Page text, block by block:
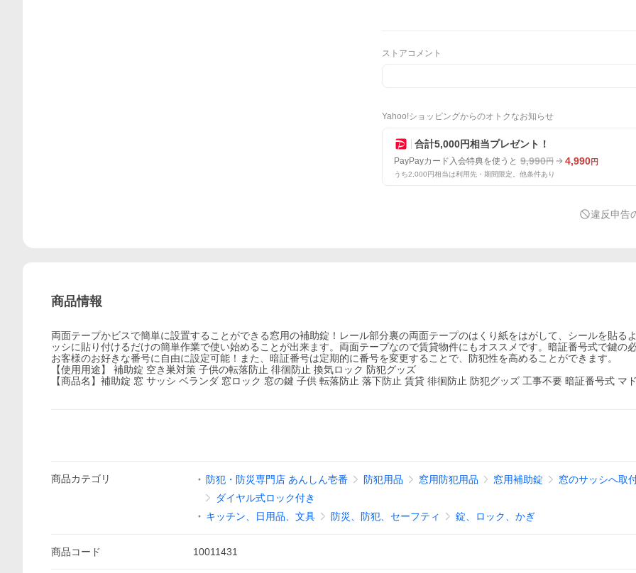
ストアコメント
Yahoo!ショッピングからのオトクなお知らせ
合計5,000円相当プレゼント！
PayPayカード入会特典を使うと 9,990円 4,990円
うち2,000円相当は利用先・期間限定。他条件あり
違反申告
商品情報
両面テープかビスで簡単に設置することができる窓用の補助錠！レール部分裏の両面テープのはくり紙をはがして、シールを貼る
ッシに貼り付けるだけの簡単作業で使い始めることが出来ます。両面テープなので賃貸物件にもオススメです。暗証番号式で鍵の
お客様のお好きな番号に自由に設定可能！また、暗証番号は定期的に番号を変更することで、防犯性を高めることができます。
【使用用途】 補助錠 空き巣対策 子供の転落防止 徘徊防止 換気ロック 防犯グッズ
【商品名】補助錠 窓 サッシ ベランダ 窓ロック 窓の鍵 子供 転落防止 落下防止 賃貸 徘徊防止 防犯グッズ 工事不要 暗証番号式 マ
商品カテゴリ 防犯・防災専門店 あんしん壱番 防犯用品 窓用防犯用品 窓用補助錠
窓のサッシへ取
ダイヤル式ロック付き
キッチン、日用品、文具
防災、防犯、セーフティ 錠、ロック、かぎ
商品コード 10011431